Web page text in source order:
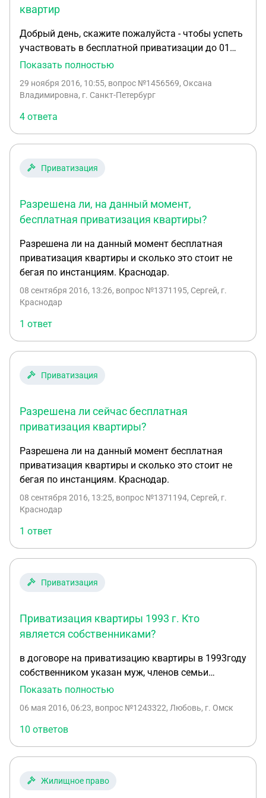
квартир
Добрый день, скажите пожалуйста - чтобы успеть
участвовать в бесплатной приватизации до 01
марта 2017 г. что необходимо: - подать пакет
приватизации до 01.03.17г., - подписать и
подать документы на регистрацию (о признании
права собственности) до 01.03.2017 - или
получить право собственности до 01.03.2017 ???
спасибо
Показать полностью
29 ноября 2016, 10:55, вопрос №1456569, Оксана
Владимировна, г. Санкт-Петербург
4 ответа
Приватизация
Разрешена ли, на данный момент,
бесплатная приватизация квартиры?
Разрешена ли на данный момент бесплатная
приватизация квартиры и сколько это стоит не
бегая по инстанциям. Краснодар.
08 сентября 2016, 13:26, вопрос №1371195, Сергей, г.
Краснодар
1 ответ
Приватизация
Разрешена ли сейчас бесплатная
приватизация квартиры?
Разрешена ли на данный момент бесплатная
приватизация квартиры и сколько это стоит не
бегая по инстанциям. Краснодар.
08 сентября 2016, 13:25, вопрос №1371194, Сергей, г.
Краснодар
1 ответ
Приватизация
Приватизация квартиры 1993 г. Кто
является собственниками?
в договоре на приватизацию квартиры в 1993году
собственником указан муж, членов семьи
указано 2 ( хотя на тот момент у нас было 2
данной квартиры ??? Собираюсь подать на
развод и раздел имущества.. Как оспорить свои
права на квартиру мне и двум дочерям.?
Земельный участок под домом приватизирован в
Показать полностью
06 мая 2016, 06:23, вопрос №1243322, Любовь, г. Омск
10 ответов
Жилищное право